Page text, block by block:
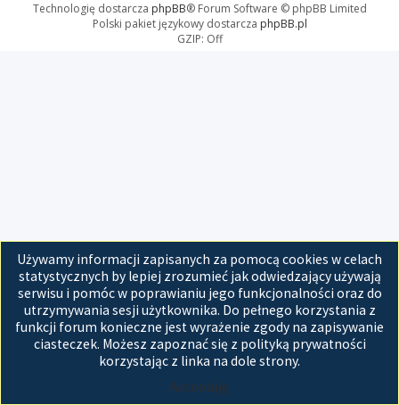
Używamy informacji zapisanych za pomocą cookies w celach
statystycznych by lepiej zrozumieć jak odwiedzający używają
serwisu i pomóc w poprawianiu jego funkcjonalności oraz do
utrzymywania sesji użytkownika. Do pełnego korzystania z
funkcji forum konieczne jest wyrażenie zgody na zapisywanie
ciasteczek. Możesz zapoznać się z polityką prywatności
korzystając z linka na dole strony.
Akceptuję
Technologię dostarcza phpBB® Forum Software © phpBB Limited
Polski pakiet językowy dostarcza phpBB.pl
GZIP: Off